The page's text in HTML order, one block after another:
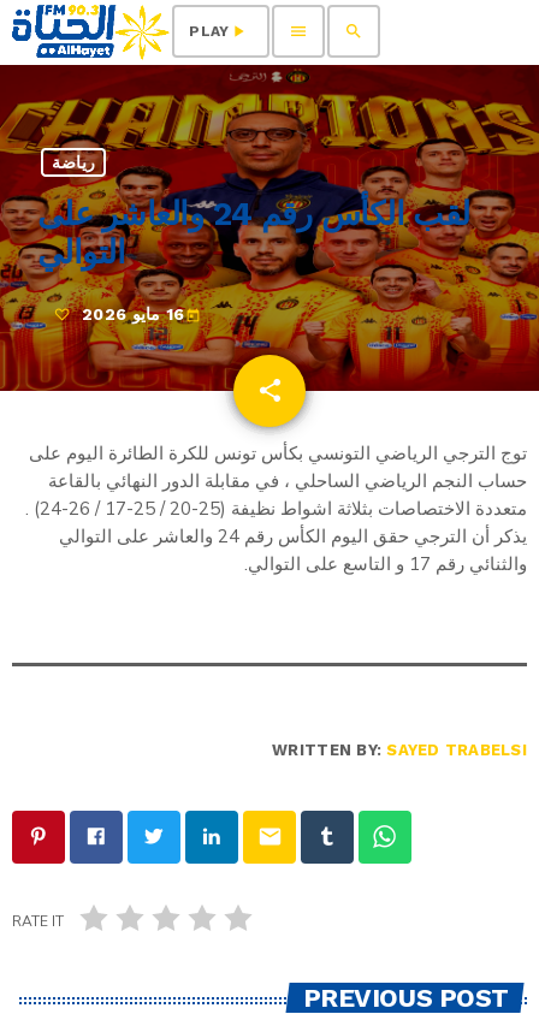
search
menu
play_arrow
PLAY
رياضة
لقب الكأس رقم 24 والعاشر على
التوالي
today16 مايو 2026
share
email
توج الترجي الرياضي التونسي بكأس تونس للكرة الطائرة اليوم على
حساب النجم الرياضي الساحلي ، في مقابلة الدور النهائي بالقاعة
متعددة الاختصاصات بثلاثة اشواط نظيفة (25-20 / 25-17 / 26-24) .
يذكر أن الترجي حقق اليوم الكأس رقم 24 والعاشر على التوالي
والثنائي رقم 17 و التاسع على التوالي.
WRITTEN BY:SAYED TRABELSI
email
RATE IT
PREVIOUS POST